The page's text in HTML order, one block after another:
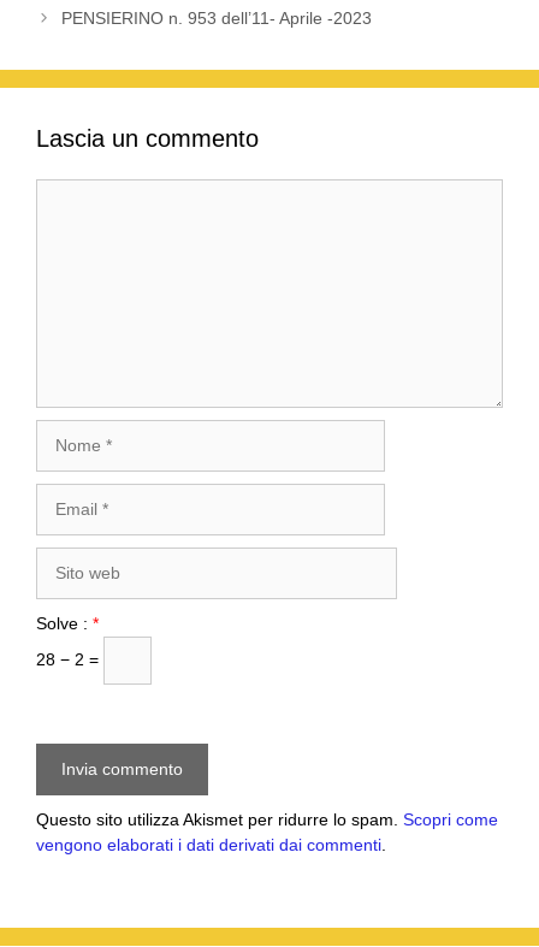
PENSIERINO n. 953 dell’11- Aprile -2023
Lascia un commento
web
Solve : *
28 − 2 =
Questo sito utilizza Akismet per ridurre lo spam. Scopri come
vengono elaborati i dati derivati dai commenti.